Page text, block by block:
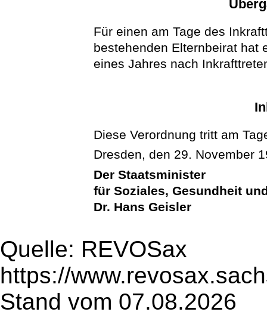
Für einen am Tage des
bestehenden Elternbeirat hat
eines Jahres nach
Diese Verordnung tritt am
Dresden, den 29. November
Der Staatsminister
für Soziales, Gesundheit
Dr. Hans Geisler
Quelle: REVOSax
https://
Stand vom 07.08.2026